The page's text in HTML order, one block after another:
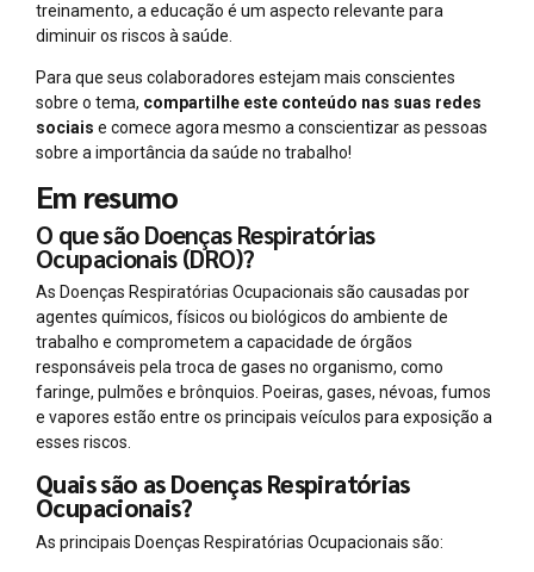
treinamento, a educação é um aspecto relevante para
diminuir os riscos à saúde.
Para que seus colaboradores estejam mais conscientes
sobre o tema, compartilhe este conteúdo nas suas redes
sociais e comece agora mesmo a conscientizar as pessoas
sobre a importância da saúde no trabalho!
Em resumo
O que são Doenças Respiratórias
Ocupacionais (DRO)?
As Doenças Respiratórias Ocupacionais são causadas por
agentes químicos, físicos ou biológicos do ambiente de
trabalho e comprometem a capacidade de órgãos
responsáveis pela troca de gases no organismo, como
faringe, pulmões e brônquios. Poeiras, gases, névoas, fumos
e vapores estão entre os principais veículos para exposição a
esses riscos.
Quais são as Doenças Respiratórias
Ocupacionais?
As principais Doenças Respiratórias Ocupacionais são: